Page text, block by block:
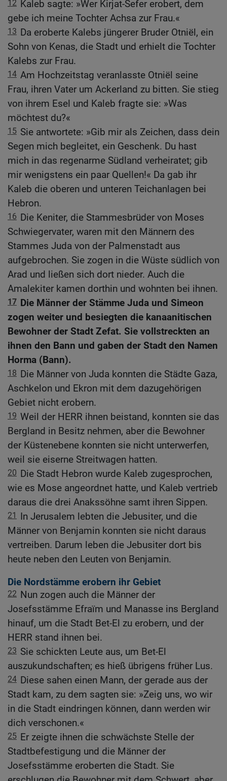
12 Kaleb sagte: »Wer Kirjat-Sefer erobert, dem
gebe ich meine Tochter Achsa zur Frau.«
13 Da eroberte Kalebs jüngerer Bruder Otniël, ein
Sohn von Kenas, die Stadt und erhielt die Tochter
Kalebs zur Frau.
14 Am Hochzeitstag veranlasste Otniël seine
Frau, ihren Vater um Ackerland zu bitten. Sie stieg
von ihrem Esel und Kaleb fragte sie: »Was
möchtest du?«
15 Sie antwortete: »Gib mir als Zeichen, dass dein
Segen mich begleitet, ein Geschenk. Du hast
mich in das regenarme Südland verheiratet; gib
mir wenigstens ein paar Quellen!« Da gab ihr
Kaleb die oberen und unteren Teichanlagen bei
Hebron.
16 Die Keniter, die Stammesbrüder von Moses
Schwiegervater, waren mit den Männern des
Stammes Juda von der Palmenstadt aus
aufgebrochen. Sie zogen in die Wüste südlich von
Arad und ließen sich dort nieder. Auch die
Amalekiter kamen dorthin und wohnten bei ihnen.
17 Die Männer der Stämme Juda und Simeon
zogen weiter und besiegten die kanaanitischen
Bewohner der Stadt Zefat. Sie vollstreckten an
ihnen den Bann und gaben der Stadt den Namen
Horma (Bann).
18 Die Männer von Juda konnten die Städte Gaza,
Aschkelon und Ekron mit dem dazugehörigen
Gebiet nicht erobern.
19 Weil der HERR ihnen beistand, konnten sie das
Bergland in Besitz nehmen, aber die Bewohner
der Küstenebene konnten sie nicht unterwerfen,
weil sie eiserne Streitwagen hatten.
20 Die Stadt Hebron wurde Kaleb zugesprochen,
wie es Mose angeordnet hatte, und Kaleb vertrieb
daraus die drei Anakssöhne samt ihren Sippen.
21
In Jerusalem lebten die Jebusiter, und die
Männer von Benjamin konnten sie nicht daraus
vertreiben. Darum leben die Jebusiter dort bis
heute neben den Leuten von Benjamin.
Die Nordstämme erobern ihr Gebiet
22 Nun zogen auch die Männer der
Josefsstämme Efraïm und Manasse ins Bergland
hinauf, um die Stadt Bet-El zu erobern, und der
HERR stand ihnen bei.
23 Sie schickten Leute aus, um Bet-El
auszukundschaften; es hieß übrigens früher Lus.
24 Diese sahen einen Mann, der gerade aus der
Stadt kam, zu dem sagten sie: »Zeig uns, wo wir
in die Stadt eindringen können, dann werden wir
dich verschonen.«
25 Er zeigte ihnen die schwächste Stelle der
Stadtbefestigung und die Männer der
Josefsstämme eroberten die Stadt. Sie